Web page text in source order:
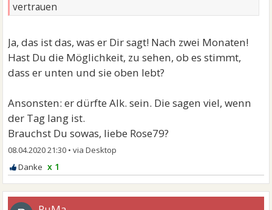
vertrauen
Ja, das ist das, was er Dir sagt! Nach zwei Monaten!
Hast Du die Möglichkeit, zu sehen, ob es stimmt,
dass er unten und sie oben lebt?
Ansonsten: er dürfte Alk. sein. Die sagen viel, wenn
der Tag lang ist.
Brauchst Du sowas, liebe Rose79?
08.04.2020 21:30 •
x 1